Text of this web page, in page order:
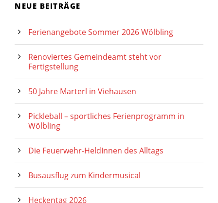
NEUE BEITRÄGE
Ferienangebote Sommer 2026 Wölbling
Renoviertes Gemeindeamt steht vor
Fertigstellung
50 Jahre Marterl in Viehausen
Pickleball – sportliches Ferienprogramm in
Wölbling
Die Feuerwehr-HeldInnen des Alltags
Busausflug zum Kindermusical
Heckentag 2026